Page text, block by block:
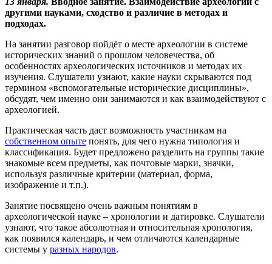
другими науками, сходство и различие в методах и
подходах.
На занятии разговор пойдёт о месте археологии в системе
исторических знаний о прошлом человечества, об
особенностях археологических источников и методах их
изучения. Слушатели узнают, какие науки скрываются под
термином «вспомогательные исторические дисциплины»,
обсудят, чем именно они занимаются и как взаимодействуют с
археологией.
Практическая часть даст возможность участникам на
собственном опыте понять, для чего нужна типология и
классификация. Будет предложено разделить на группы такие
знакомые всем предметы, как почтовые марки, значки,
используя различные критерии (материал, форма,
изображение и т.п.).
Занятие посвящено очень важным понятиям в
археологической науке – хронологии и датировке. Слушатели
узнают, что такое абсолютная и относительная хронология,
как появился календарь, и чем отличаются календарные
системы у разных народов.